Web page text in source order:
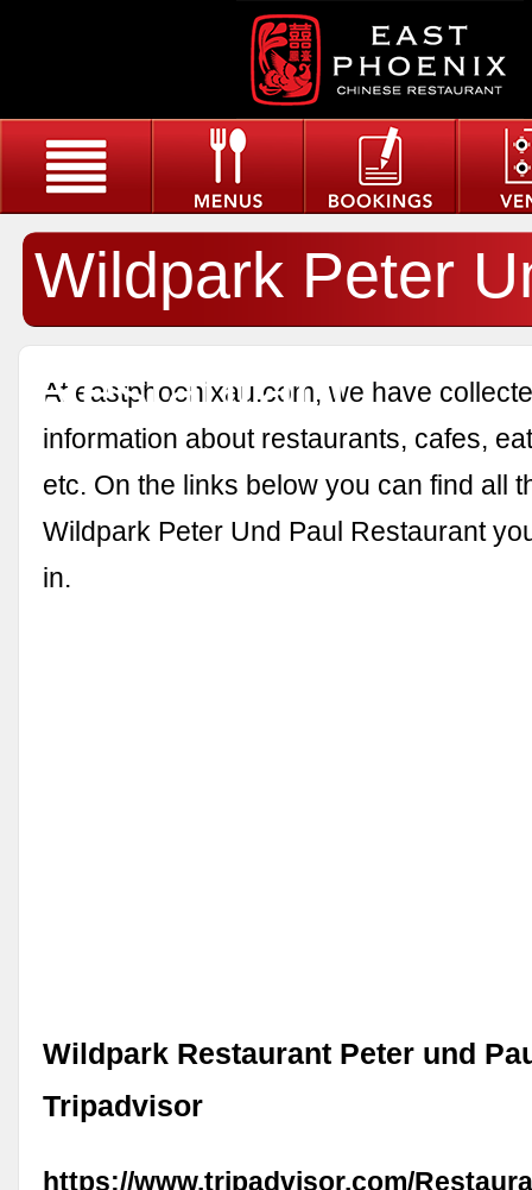
Wildpark Peter
Restaurant
At eastphoenixau.com, we have
information about restaurants, cafes,
etc. On the links below you can find all
Wildpark Peter Und Paul Restaurant
in.
Wildpark Restaurant Peter und
Tripadvisor
https://www.tripadvisor.com/